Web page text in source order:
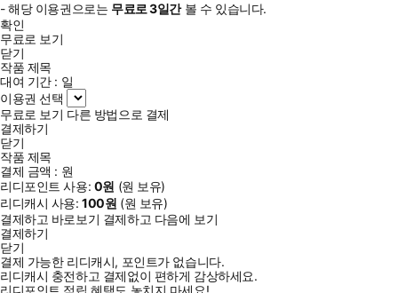
- 해당 이용권으로는 무료로3일간볼 수 있습니다.
확인
무료로 보기
닫기
작품 제목
대여 기간 : 일
이용권 선택
무료로 보기 다른 방법으로 결제
결제하기
닫기
작품 제목
결제 금액 : 원
리디포인트 사용: 0원 (원 보유)
리디캐시 사용:100원 (원 보유)
결제하고 바로보기 결제하고 다음에 보기
결제하기
닫기
결제 가능한 리디캐시, 포인트가 없습니다.
리디캐시 충전하고 결제없이 편하게 감상하세요.